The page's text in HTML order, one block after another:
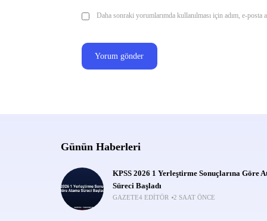
Daha sonraki yorumlarımda kullanılması için adım, e-posta
Günün Haberleri
KPSS 2026 1 Yerleştirme Sonuçlarına Göre
Süreci Başladı
GAZETE4 EDITÖR 2 SAAT ÖNCE